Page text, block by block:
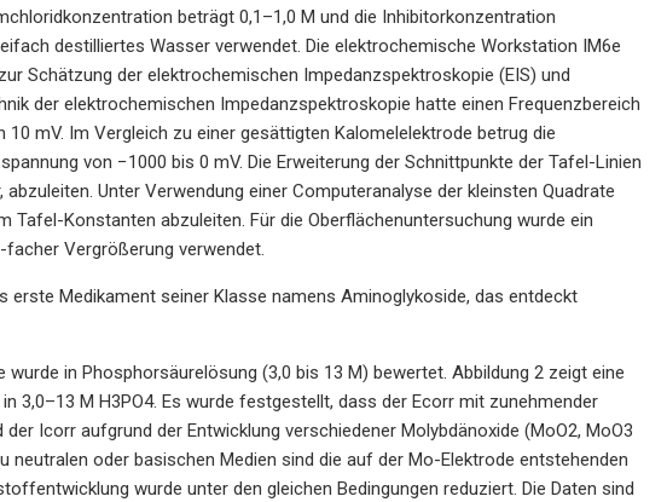
beträgt 0,1–1,0 M und die Inhibitorkonzentration
destilliertes Wasser verwendet. Die elektrochemische Workstation IM6e
Schätzung der elektrochemischen Impedanzspektroskopie (EIS) und
der elektrochemischen Impedanzspektroskopie hatte einen Frequenzbereich
mV. Im Vergleich zu einer gesättigten Kalomelelektrode betrug die
von −1000 bis 0 mV. Die Erweiterung der Schnittpunkte der Tafel-Linien
Unter Verwendung einer Computeranalyse der kleinsten Quadrate
Tafel-Konstanten abzuleiten. Für die Oberflächenuntersuchung wurde ein
Vergrößerung verwendet.
Medikament seiner Klasse namens Aminoglykoside, das entdeckt
in Phosphorsäurelösung (3,0 bis 13 M) bewertet. Abbildung 2 zeigt eine
3,0–13 M H3PO4. Es wurde festgestellt, dass der Ecorr mit zunehmender
Icorr aufgrund der Entwicklung verschiedener Molybdänoxide (MoO2, MoO3
oder basischen Medien sind die auf der Mo-Elektrode entstehenden
wurde unter den gleichen Bedingungen reduziert. Die Daten sind